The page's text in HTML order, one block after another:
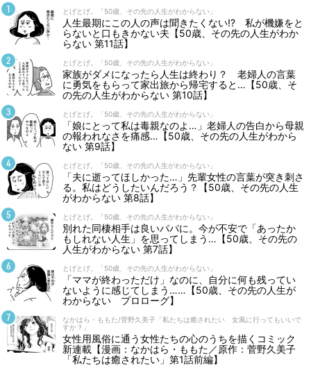
とげとげ。「50歳、その先の人生がわからない」
人生最期にこの人の声は聞きたくない⁉ 私が機嫌をと
らないと口もきかない夫【50歳、その先の人生がわか
らない 第11話】
とげとげ。「50歳、その先の人生がわからない」
家族がダメになったら人生は終わり？ 老婦人の言葉
に勇気をもらって家出旅から帰宅すると…【50歳、そ
の先の人生がわからない 第10話】
とげとげ。「50歳、その先の人生がわからない」
「娘にとって私は毒親なのよ…」老婦人の告白から母親
の報われなさを痛感…【50歳、その先の人生がわから
ない 第9話】
とげとげ。「50歳、その先の人生がわからない」
「夫に逝ってほしかった…」先輩女性の言葉が突き刺さ
る。私はどうしたいんだろう？【50歳、その先の人生
がわからない 第8話】
とげとげ。「50歳、その先の人生がわからない」
別れた同棲相手は良いパパに。今が不安で「あったか
もしれない人生」を思ってしまう…【50歳、その先の
人生がわからない 第7話】
とげとげ。「50歳、その先の人生がわからない」
「ママが終わっただけ」なのに、自分に何も残ってい
ないように感じてしまう……【50歳、その先の人生が
わからない プロローグ】
なかはら・ももた/菅野久美子「私たちは癒されたい 女風に行ってもいいで
すか？」
女性用風俗に通う女性たちの心のうちを描くコミック
新連載【漫画：なかはら・ももた／原作：菅野久美子
「私たちは癒されたい」第1話前編】